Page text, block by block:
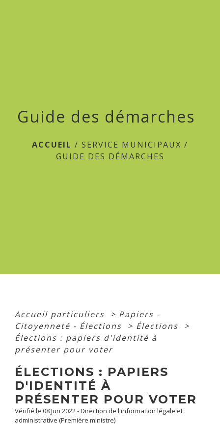
Guide des démarches
ACCUEIL / SERVICE MUNICIPAUX /
GUIDE DES DÉMARCHES
Accueil particuliers > Papiers -
Citoyenneté - Élections
> Élections
>
Élections : papiers d'identité à
présenter pour voter
ÉLECTIONS : PAPIERS
D'IDENTITÉ À
PRÉSENTER POUR VOTER
Vérifié le 08 Jun 2022 - Direction de l'information légale et
administrative (Première ministre)